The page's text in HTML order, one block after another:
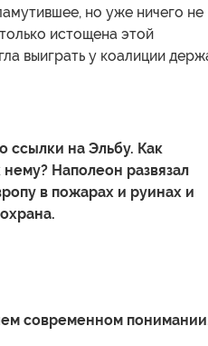
но уже ничего не
истощена этой
выиграть у коалиции
ссылки на Эльбу. Как
Наполеон развязал
в пожарах и руинах и
современном